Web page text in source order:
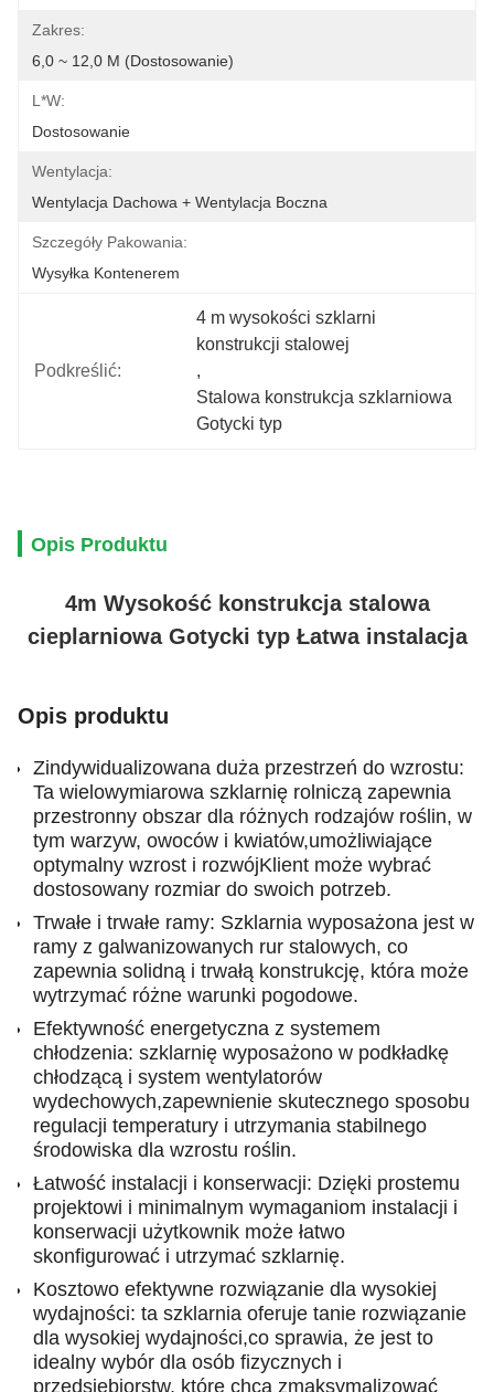
Zakres:
6,0 ~ 12,0 M (dostosowanie)
L*W:
Dostosowanie
Wentylacja:
Wentylacja Dachowa + Wentylacja Boczna
Szczegóły Pakowania:
Wysyłka Kontenerem
Podkreślić:
4 m wysokości szklarni
konstrukcji stalowej
,
Stalowa konstrukcja szklarniowa
Gotycki typ
Opis Produktu
4m Wysokość konstrukcja stalowa
cieplarniowa Gotycki typ Łatwa instalacja
Opis produktu
Zindywidualizowana duża przestrzeń do wzrostu:
Ta wielowymiarowa szklarnię rolniczą zapewnia
przestronny obszar dla różnych rodzajów roślin, w
tym warzyw, owoców i kwiatów,umożliwiające
optymalny wzrost i rozwójKlient może wybrać
dostosowany rozmiar do swoich potrzeb.
Trwałe i trwałe ramy: Szklarnia wyposażona jest w
ramy z galwanizowanych rur stalowych, co
zapewnia solidną i trwałą konstrukcję, która może
wytrzymać różne warunki pogodowe.
Efektywność energetyczna z systemem
chłodzenia: szklarnię wyposażono w podkładkę
chłodzącą i system wentylatorów
wydechowych,zapewnienie skutecznego sposobu
regulacji temperatury i utrzymania stabilnego
środowiska dla wzrostu roślin.
Łatwość instalacji i konserwacji: Dzięki prostemu
projektowi i minimalnym wymaganiom instalacji i
konserwacji użytkownik może łatwo
skonfigurować i utrzymać szklarnię.
Kosztowo efektywne rozwiązanie dla wysokiej
wydajności: ta szklarnia oferuje tanie rozwiązanie
dla wysokiej wydajności,co sprawia, że jest to
idealny wybór dla osób fizycznych i
przedsiębiorstw, które chcą zmaksymalizować